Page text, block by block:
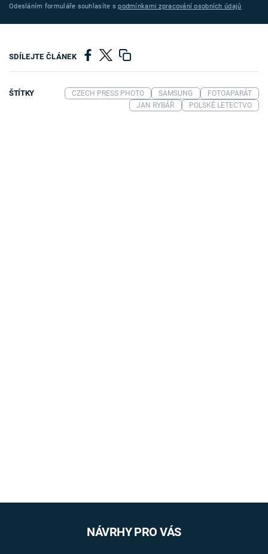
Odesláním formuláře souhlasíte spodmínkami zpracování osobních údajů
SDÍLEJTE ČLÁNEK
ŠTÍTKY CZECH PRESS PHOTO SAMSUNG
FOTOAPARÁT
JAN RYBÁŘ
POLSKÉ LETECTVO
NÁVRHY PRO VÁS